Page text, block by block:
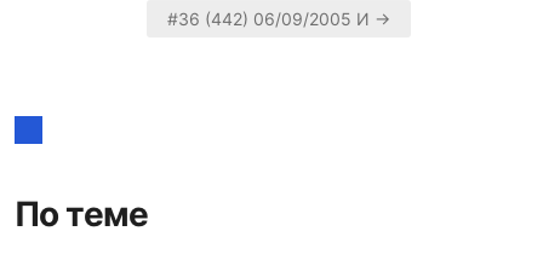
Навигация#36 (442) 06/09/2005 И →
По теме